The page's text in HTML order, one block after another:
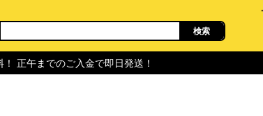
正午までのご入金で即日発送！